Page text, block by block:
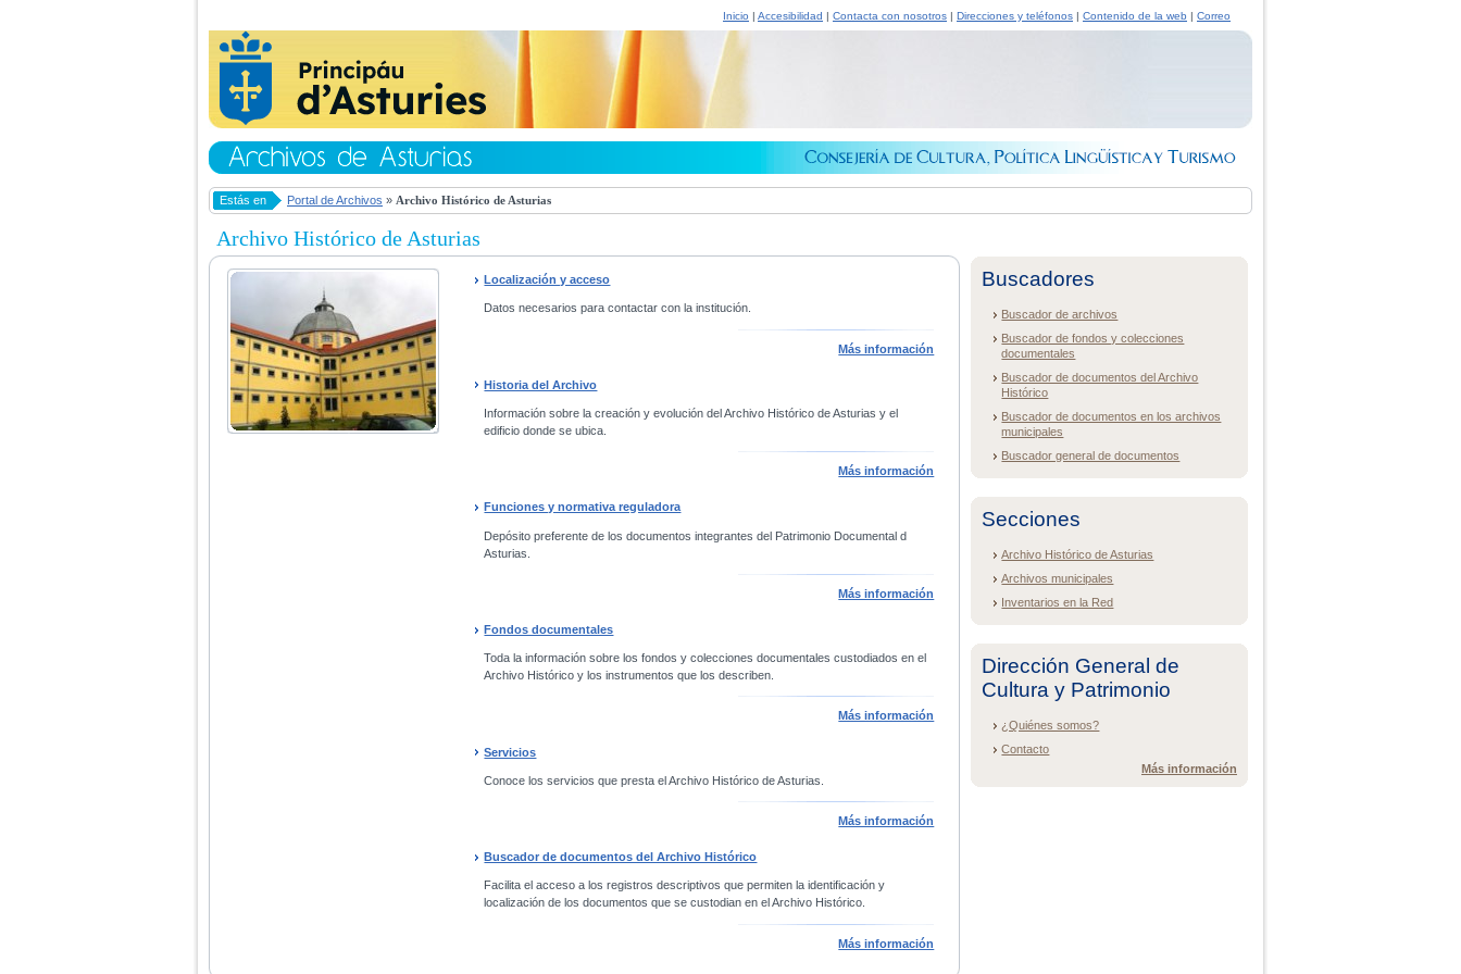
Inicio | Accesibilidad | Contacta con nosotros | Direcciones y teléfonos | Contenido de la web | Correo
Estás en Portal de Archivos » Archivo Histórico de Asturias
Archivo Histórico de Asturias
Localización y acceso
Datos necesarios para contactar con la institución.
Más información
Historia del Archivo
Información sobre la creación y evolución del Archivo Histórico de Asturias y el
edificio donde se ubica.
Más información
Funciones y normativa reguladora
Depósito preferente de los documentos integrantes del Patrimonio Documental d
Asturias.
Más información
Fondos documentales
Toda la información sobre los fondos y colecciones documentales custodiados en el
Archivo Histórico y los instrumentos que los describen.
Más información
Servicios
Conoce los servicios que presta el Archivo Histórico de Asturias.
Más información
Buscador de documentos del Archivo Histórico
Facilita el acceso a los registros descriptivos que permiten la identificación y
localización de los documentos que se custodian en el Archivo Histórico.
Más información
Buscadores
Buscador de archivos
Buscador de fondos y colecciones
documentales
Buscador de documentos del Archivo
Histórico
Buscador de documentos en los archivos
municipales
Buscador general de documentos
Secciones
Archivo Histórico de Asturias
Archivos municipales
Inventarios en la Red
Dirección General de
Cultura y Patrimonio
¿Quiénes somos?
Contacto
Más información